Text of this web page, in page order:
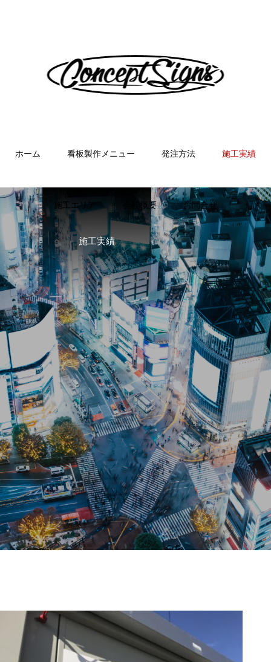
ホーム 看板製作メニュー 発注方法 施工実績
施工エリア 会社概要 お問合せ
施工実績